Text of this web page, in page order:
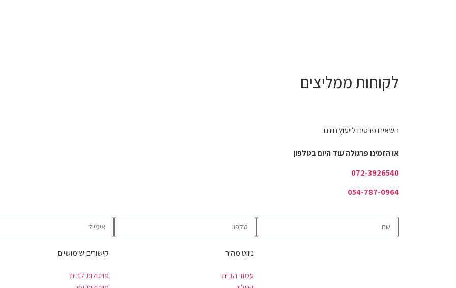
לקוחות ממליצים
השאירו פרטים לייעוץ חינם
או הזמינו פרגולה עוד היום בטלפון
072-3926540
054-787-0964
ניווט מהיר
עמוד הבית
קישורים שימושיים
פרגולות לבית